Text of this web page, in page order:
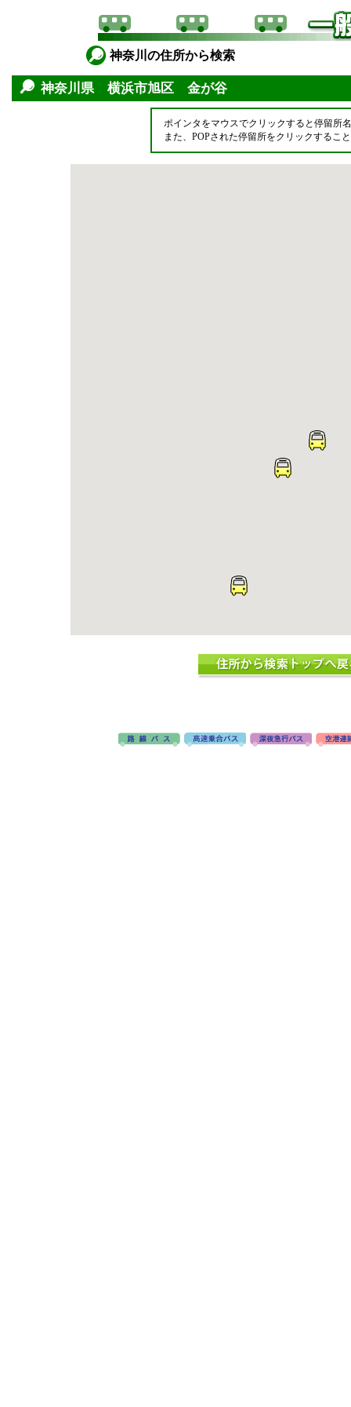
神奈川の住所から検索
神奈川県 横浜市旭区 金が谷
ポインタをマウスでクリックすると停留所
また、POPされた停留所をクリックするこ